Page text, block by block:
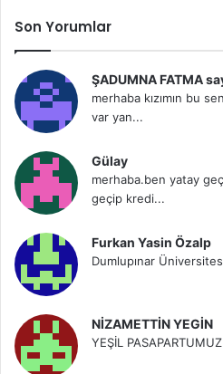
Son Yorumlar
ŞADUMNA FATMA
merhaba kızımın bu
var yan...
Gülay
merhaba.ben yatay
geçip kredi...
Furkan Yasin Özalp
Dumlupınar
NİZAMETTİN YEGİN
YEŞİL